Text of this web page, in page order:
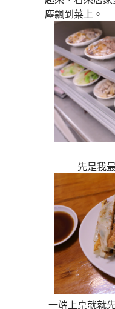
塵飄到菜上。
先是我
一端上桌就就